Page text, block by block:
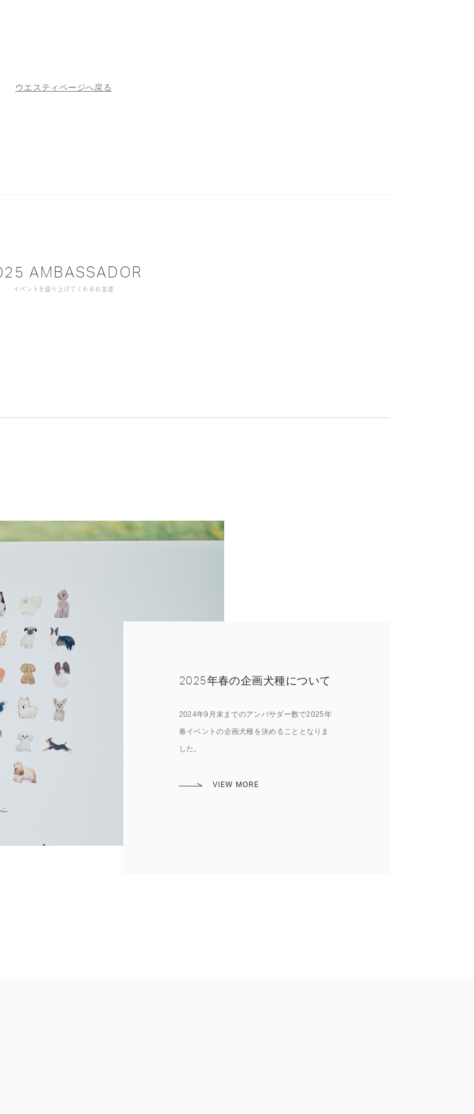
ウエスティページへ戻る
AMBASSADOR
イベントを盛り上げてくれるお友達
2025年春の企画犬種について
2024年9月末までのアンバサダー数で2025年
春イベントの企画犬種を決めることとなりま
した。
VIEW MORE